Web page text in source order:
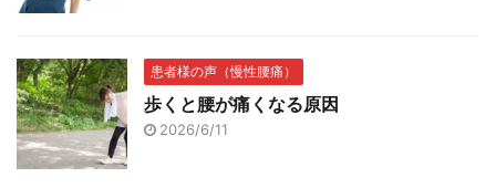
患者様の声（慢性腰痛）
歩くと腰が痛くなる原因
2026/6/11